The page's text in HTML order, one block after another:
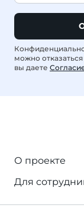
можно
вы даете
О проекте
Для